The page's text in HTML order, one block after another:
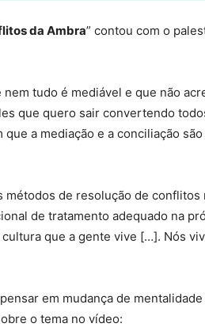
da Ambra” contou com o
tudo é mediável e que não
que quero sair convertendo
a mediação e a conciliação
métodos de resolução de
de tratamento adequado na
que a gente vive […]. Nós
em mudança de
o tema no vídeo: